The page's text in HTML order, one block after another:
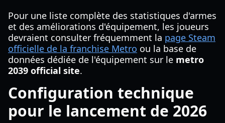
Pour une liste complète des statistiques d'armes
et des améliorations d'équipement, les joueurs
devraient consulter fréquemment la page Steam
officielle de la franchise Metro ou la base de
données dédiée de l'équipement sur le metro
2039 official site.
Configuration technique
pour le lancement de 2026